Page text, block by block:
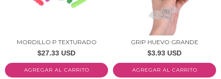
MORDILLO P TEXTURADO
$27.33 USD
AGREGAR AL CARRITO
GRIP HUEVO GRANDE
$3.93 USD